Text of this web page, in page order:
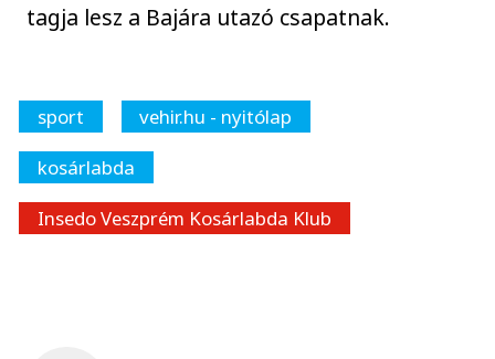
tagja lesz a Bajára utazó csapatnak.
sport
vehir.hu - nyitólap
kosárlabda
Insedo Veszprém Kosárlabda Klub